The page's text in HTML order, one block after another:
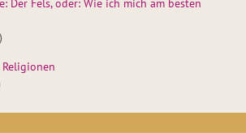
Der Fels, oder: Wie ich mich am besten